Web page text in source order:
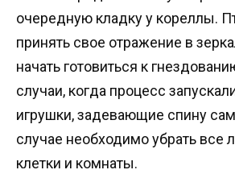
очередную кладку у кореллы.
принять свое отражение в
начать готовиться к
случаи, когда процесс
игрушки, задевающие спину
случае необходимо убрать все
клетки и комнаты.